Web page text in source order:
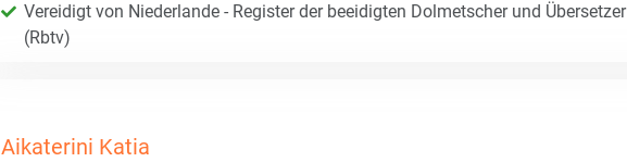
Vereidigt von Niederlande - Register der beeidigten Dolmetscher und Übersetzer
(Rbtv)
Aikaterini Katia